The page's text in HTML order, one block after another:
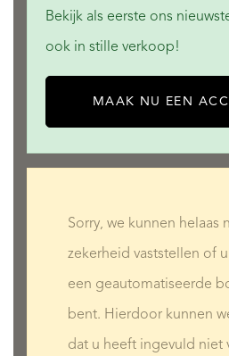
Bekijk als eerste ons
ook in stille verkoop!
MAAK NU EEN
Sorry, we kunnen helaas
zekerheid vaststellen of
een geautomatiseerde
bent. Hierdoor kunnen
dat u heeft ingevuld niet